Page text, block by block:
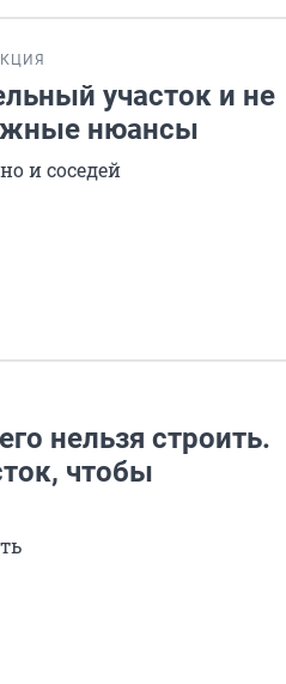
участок и не
нюансы
и соседей
нельзя строить.
чтобы